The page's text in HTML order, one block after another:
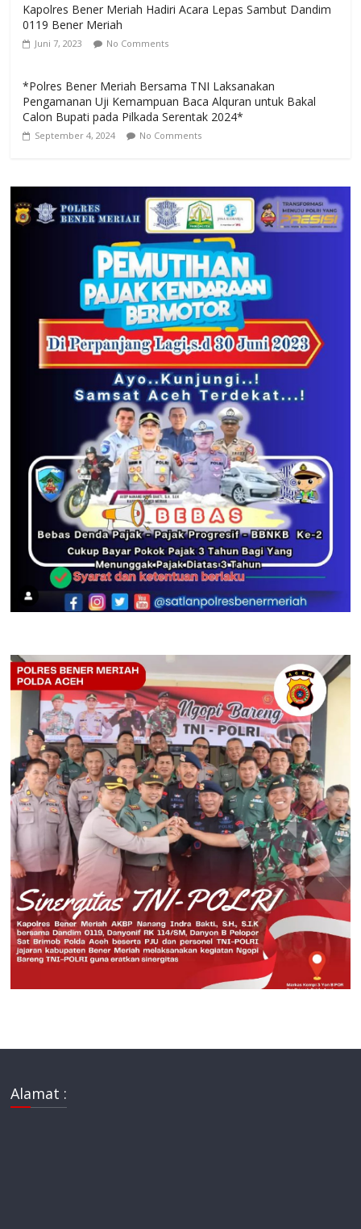
Kapolres Bener Meriah Hadiri Acara Lepas Sambut Dandim
0119 Bener Meriah
Juni 7, 2023 No Comments
*Polres Bener Meriah Bersama TNI Laksanakan
Pengamanan Uji Kemampuan Baca Alquran untuk Bakal
Calon Bupati pada Pilkada Serentak 2024*
September 4, 2024 No Comments
Alamat :